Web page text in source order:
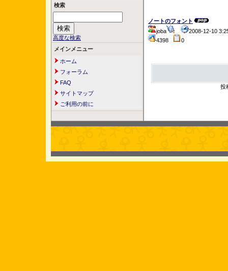
検索
高度な検索
メインメニュー
ホーム
フォーラム
FAQ
サイトマップ
ご利用の前に
ノートのフォント
joba
2008-12-10
4398
0
投